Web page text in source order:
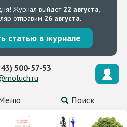
Журнал выйдет 22 августа,
отправим 26 августа.
статью в журнале
Поиск
500-57-53